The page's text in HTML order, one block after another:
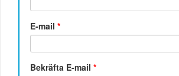
E-mail*
Bekräfta E-mail*